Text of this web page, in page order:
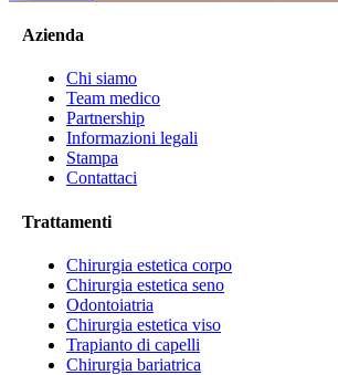
Azienda
Chi siamo
Team medico
Partnership
Informazioni legali
Stampa
Contattaci
Trattamenti
Chirurgia estetica corpo
Chirurgia estetica seno
Odontoiatria
Chirurgia estetica viso
Trapianto di capelli
Chirurgia bariatrica